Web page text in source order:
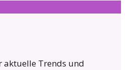
aktuelle Trends und